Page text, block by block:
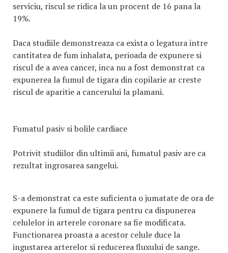
serviciu, riscul se ridica la un procent de 16 pana la
19%.
Daca studiile demonstreaza ca exista o legatura intre
cantitatea de fum inhalata, perioada de expunere si
riscul de a avea cancer, inca nu a fost demonstrat ca
expunerea la fumul de tigara din copilarie ar creste
riscul de aparitie a cancerului la plamani.
Fumatul pasiv si bolile cardiace
Potrivit studiilor din ultimii ani, fumatul pasiv are ca
rezultat ingrosarea sangelui.
S-a demonstrat ca este suficienta o jumatate de ora de
expunere la fumul de tigara pentru ca dispunerea
celulelor in arterele coronare sa fie modificata.
Functionarea proasta a acestor celule duce la
ingustarea arterelor si reducerea fluxului de sange.